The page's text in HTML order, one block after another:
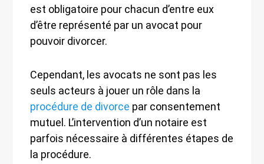
est obligatoire pour chacun d’entre eux
d’être représenté par un avocat pour
pouvoir divorcer.
Cependant, les avocats ne sont pas les
seuls acteurs à jouer un rôle dans la
procédure de divorce par consentement
mutuel. L’intervention d’un notaire est
parfois nécessaire à différentes étapes de
la procédure.